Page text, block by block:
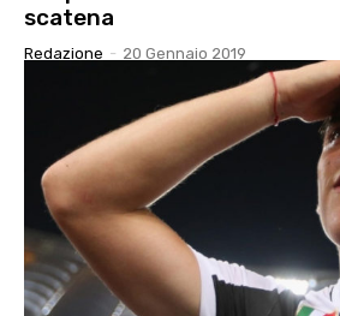
scatena
Redazione - 20 Gennaio 2019